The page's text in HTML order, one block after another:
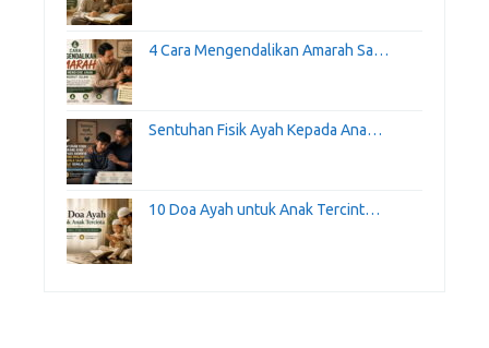
4 Cara Mengendalikan Amarah Sa…
Sentuhan Fisik Ayah Kepada Ana…
10 Doa Ayah untuk Anak Tercint…